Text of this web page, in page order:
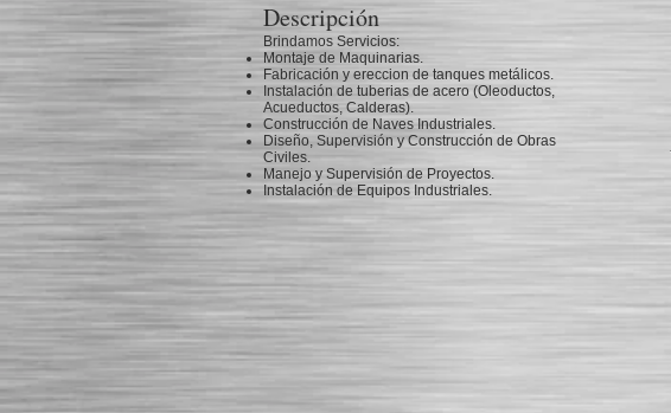
Descripción
Brindamos Servicios:
Montaje de Maquinarias.
Fabricación y ereccion de tanques metálicos.
Instalación de tuberias de acero (Oleoductos,
Acueductos, Calderas).
Construcción de Naves Industriales.
Diseño, Supervisión y Construcción de Obras
Civiles.
Manejo y Supervisión de Proyectos.
Instalación de Equipos Industriales.